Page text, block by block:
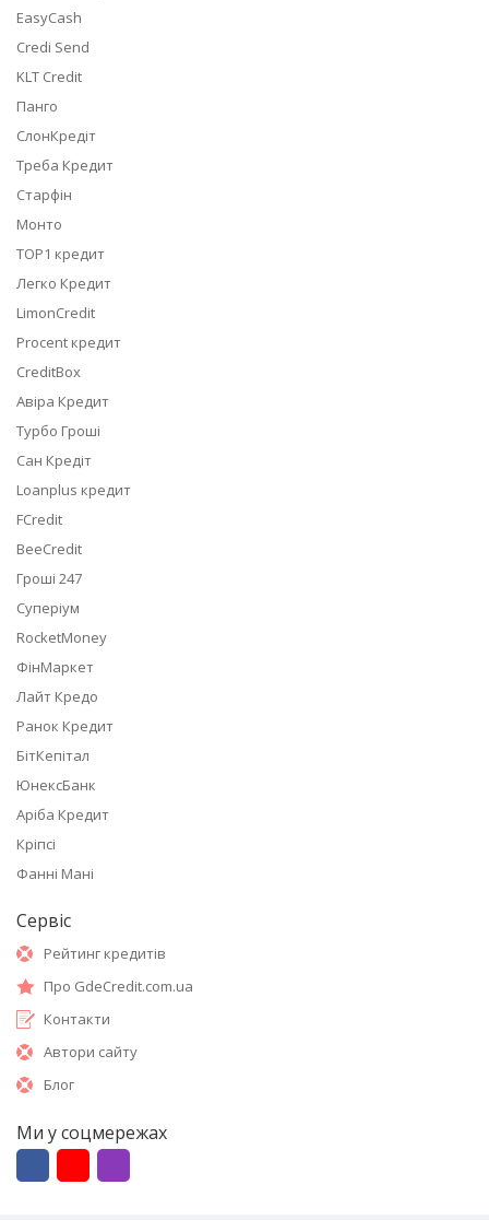
EasyCash
Credi Send
KLT Credit
Панго
СлонКредіт
Треба Кредит
Старфін
Монто
TOP1 кредит
Легко Кредит
LimonCredit
Procent кредит
CreditBox
Авіра Кредит
Турбо Гроші
Сан Кредіт
Loanplus кредит
FCredit
BeeCredit
Гроші 247
Суперіум
RocketMoney
ФінМаркет
Лайт Кредо
Ранок Кредит
БітКепітал
ЮнексБанк
Аріба Кредит
Кріпсі
Фанні Мані
Сервіс
Рейтинг кредитів
Про GdeCredit.com.ua
Контакти
Автори сайту
Блог
Ми у соцмережах